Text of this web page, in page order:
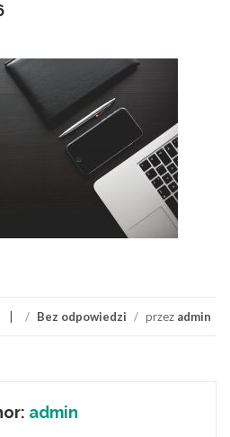
/ Bez odpowiedzi / przez admin
admin